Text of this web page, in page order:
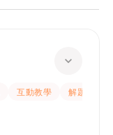
互動教學
解題思路